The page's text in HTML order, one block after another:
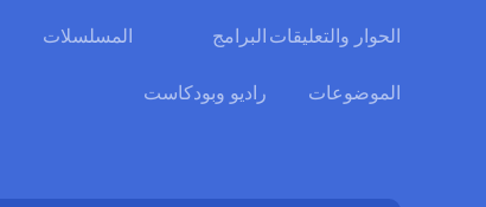
الحوار والتعليقاتالبرامج المسلسلات
الموضوعات راديو وبودكاست